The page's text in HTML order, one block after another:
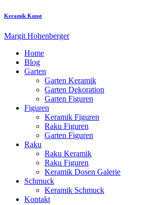
Keramik Kunst
Margit Hohenberger
Home
Blog
Garten
Garten Keramik
Garten Dekoration
Garten Figuren
Figuren
Keramik Figuren
Raku Figuren
Garten Figuren
Raku
Raku Keramik
Raku Figuren
Keramik Dosen Galerie
Schmuck
Keramik Schmuck
Kontakt